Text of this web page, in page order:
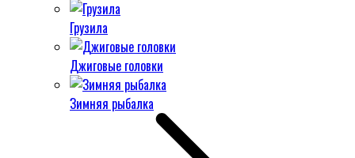
Грузила
Джиговые головки
Зимняя рыбалка